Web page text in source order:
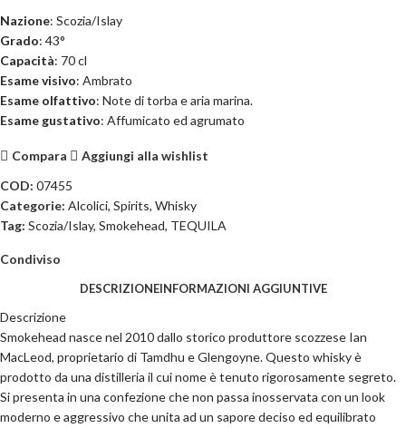
Nazione: Scozia/Islay
Grado: 43°
Capacità: 70 cl
Esame visivo: Ambrato
Esame olfattivo: Note di torba e aria marina.
Esame gustativo: Affumicato ed agrumato
Compara
Aggiungi alla wishlist
COD: 07455
Categorie: Alcolici, Spirits, Whisky
Tag: Scozia/Islay, Smokehead, TEQUILA
Condiviso
DESCRIZIONEINFORMAZIONI AGGIUNTIVE
Descrizione
Smokehead nasce nel 2010 dallo storico produttore scozzese Ian
MacLeod, proprietario di Tamdhu e Glengoyne. Questo whisky è
prodotto da una distilleria il cui nome è tenuto rigorosamente segreto.
Si presenta in una confezione che non passa inosservata con un look
moderno e aggressivo che unita ad un sapore deciso ed equilibrato